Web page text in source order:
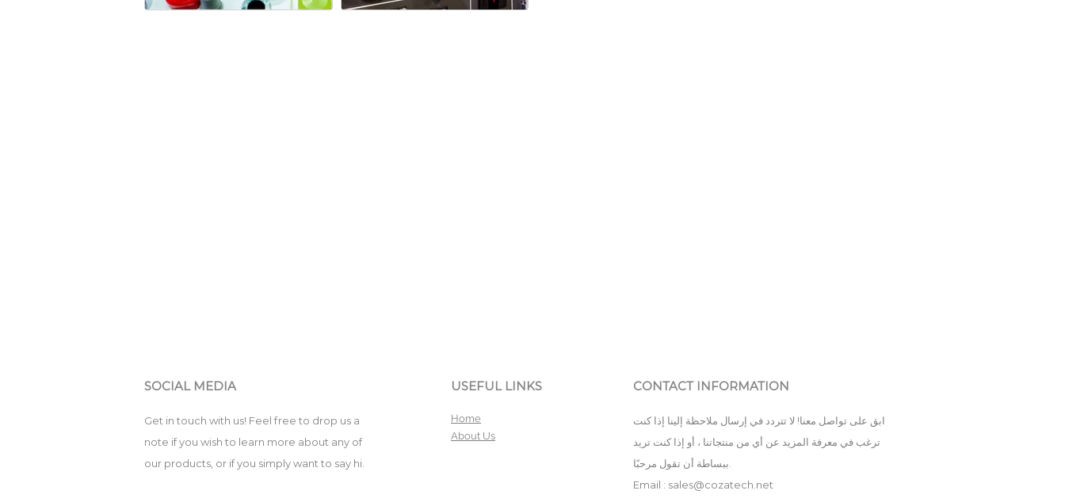
SOCIAL MEDIA
Get in touch with us! Feel free to drop us a
note if you wish to learn more about any of
our products, or if you simply want to say hi.
USEFUL LINKS
Home
About Us
CONTACT INFORMATION
ابق على تواصل معنا! لا تتردد في إرسال ملاحظة إلينا إذا كنت
ترغب في معرفة المزيد عن أي من منتجاتنا ، أو إذا كنت تريد
Email : sales@cozatech.net